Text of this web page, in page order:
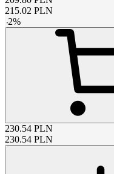
215.02 PLN
-2%
230.54 PLN
230.54 PLN